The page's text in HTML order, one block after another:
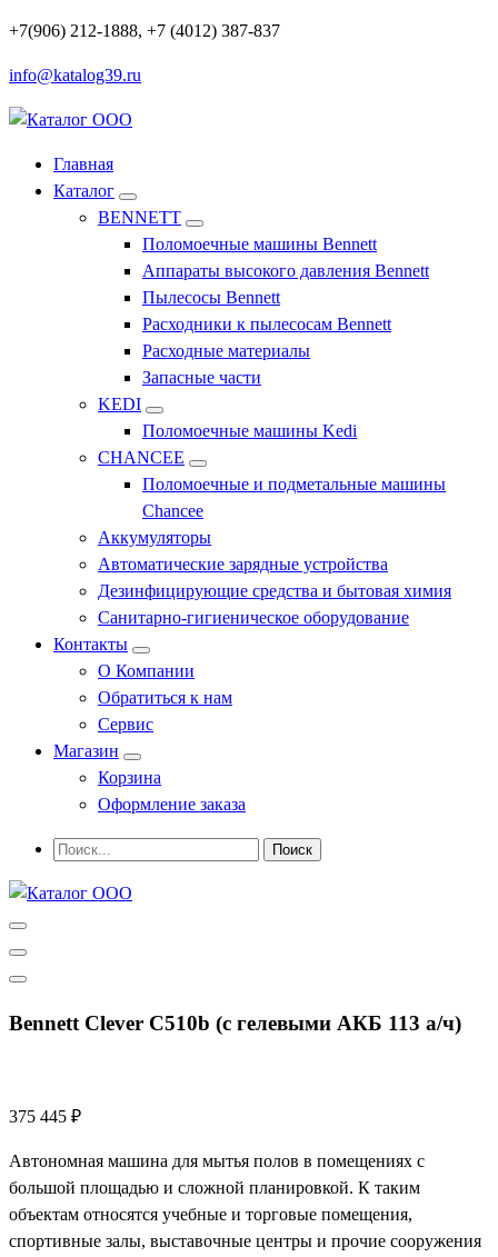
Перейти
содержимому
+7(906) 212-1888, +7 (4012) 387-837
info@katalog39.ru
Профессиональное оборудование и инструменты
Главная
Каталог
BENNETT
Поломоечные машины Bennett
Аппараты высокого давления Bennett
Пылесосы Bennett
Расходники к пылесосам Bennett
Расходные материалы
Запасные части
KEDI
Поломоечные машины Kedi
CHANCEE
Поломоечные и подметальные машины
Chancee
Аккумуляторы
Автоматические зарядные устройства
Дезинфицирующие средства и бытовая химия
Санитарно-гигиеническое оборудование
Контакты
О Компании
Обратиться к нам
Сервис
Магазин
Корзина
Оформление заказа
Bennett Clever C510b (с гелевыми АКБ 113 а/ч)
375 445 ₽
Автономная машина для мытья полов в помещениях с
большой площадью и сложной планировкой. К таким
объектам относятся учебные и торговые помещения,
спортивные залы, выставочные центры и прочие сооружения